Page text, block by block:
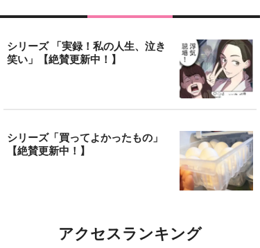
シリーズ 「実録！私の人生、泣き
笑い」【絶賛更新中！】
シリーズ「買ってよかったもの」
【絶賛更新中！】
アクセスランキング